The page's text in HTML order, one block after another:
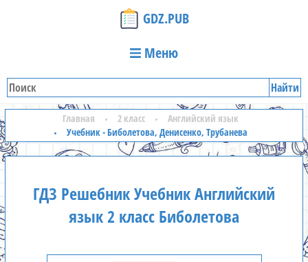
GDZ.PUB
Меню
Найти
Главная 2 класс
Английский язык
Учебник - Биболетова, Денисенко, Трубанева
ГДЗ Решебник Учебник Английский
язык 2 класс Биболетова